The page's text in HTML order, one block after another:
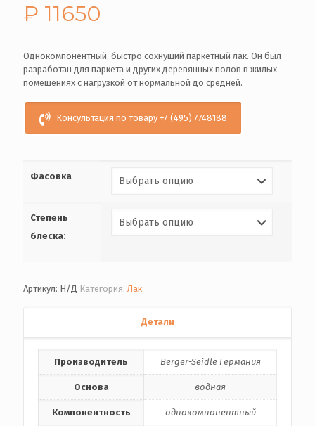
₽ 11650
Однокомпонентный, быстро сохнущий паркетный лак. Он был
разработан для паркета и других деревянных полов в жилых
помещениях с нагрузкой от нормальной до средней.
Консультация по товару +7 (495) 7748188
Фасовка
Степень
блеска:
Артикул: Н/Д Категория: Лак
Детали
Производитель Berger-Seidle Германия
Основа водная
Компонентность однокомпонентный